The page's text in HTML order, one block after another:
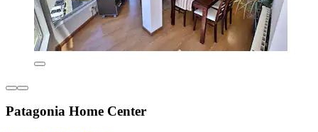
Patagonia Home Center